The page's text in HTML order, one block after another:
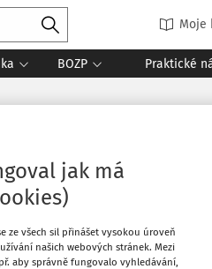
Moje
BOZP Praktické
jak má
ze všech sil přinášet vysokou úroveň
našich webových stránek. Mezi
aby správně fungovalo vyhledávání,